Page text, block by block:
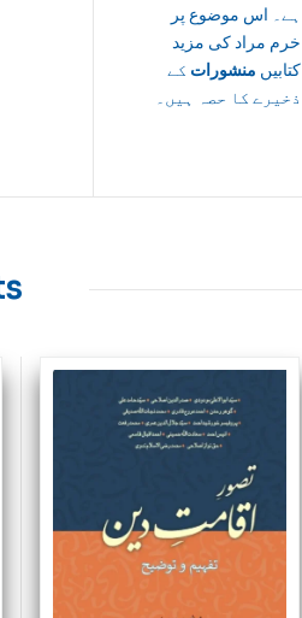
ہے۔ اس موضوع پر
خرم مراد کی مزید
کتابیں منشورات کے
ذخیرے کا حصہ ہیں۔